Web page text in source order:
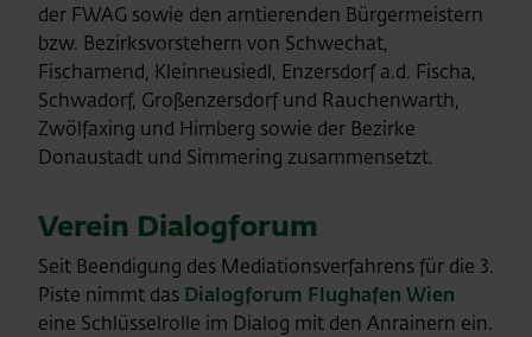
der FWAG sowie den amtierenden Bürgermeistern
bzw. Bezirksvorstehern von Schwechat,
Fischamend, Kleinneusiedl, Enzersdorf a.d. Fischa,
Schwadorf, Großenzersdorf und Rauchenwarth,
Zwölfaxing und Himberg sowie der Bezirke
Donaustadt und Simmering zusammensetzt.
Verein Dialogforum
Seit Beendigung des Mediationsverfahrens für die 3.
Piste nimmt das Dialogforum Flughafen Wien
eine Schlüsselrolle im Dialog mit den Anrainern ein.